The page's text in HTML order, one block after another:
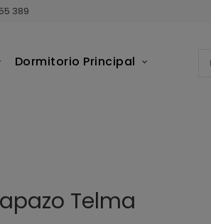
389
Dormitorio Principal
Telma